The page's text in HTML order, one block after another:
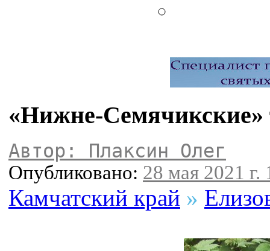
«Нижне-Семячикские»
Автор: Плаксин Олег
Опубликовано: 28 мая 2021 г.
Камчатский край »